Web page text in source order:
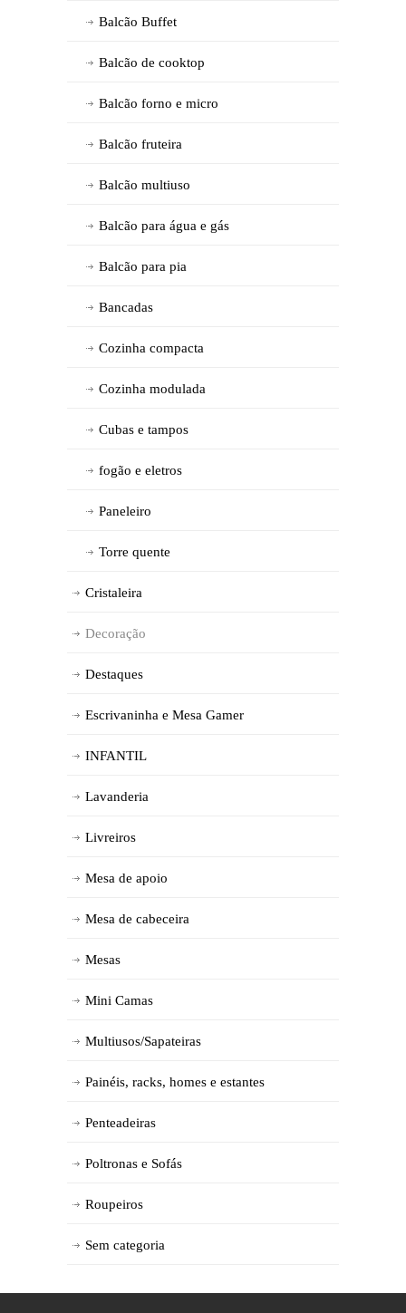
Balcão Buffet
Balcão de cooktop
Balcão forno e micro
Balcão fruteira
Balcão multiuso
Balcão para água e gás
Balcão para pia
Bancadas
Cozinha compacta
Cozinha modulada
Cubas e tampos
fogão e eletros
Paneleiro
Torre quente
Cristaleira
Decoração
Destaques
Escrivaninha e Mesa Gamer
INFANTIL
Lavanderia
Livreiros
Mesa de apoio
Mesa de cabeceira
Mesas
Mini Camas
Multiusos/Sapateiras
Painéis, racks, homes e estantes
Penteadeiras
Poltronas e Sofás
Roupeiros
Sem categoria